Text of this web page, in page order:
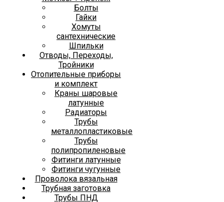
Болты
Гайки
Хомуты
сантехнические
Шпильки
Отводы, Переходы,
Тройники
Отопительные приборы
и комплект
Краны шаровые
латунные
Радиаторы
Трубы
металлопластиковые
Трубы
полипропиленовые
Фитинги латунные
Фитинги чугунные
Проволока вязальная
Трубная заготовка
Трубы ПНД